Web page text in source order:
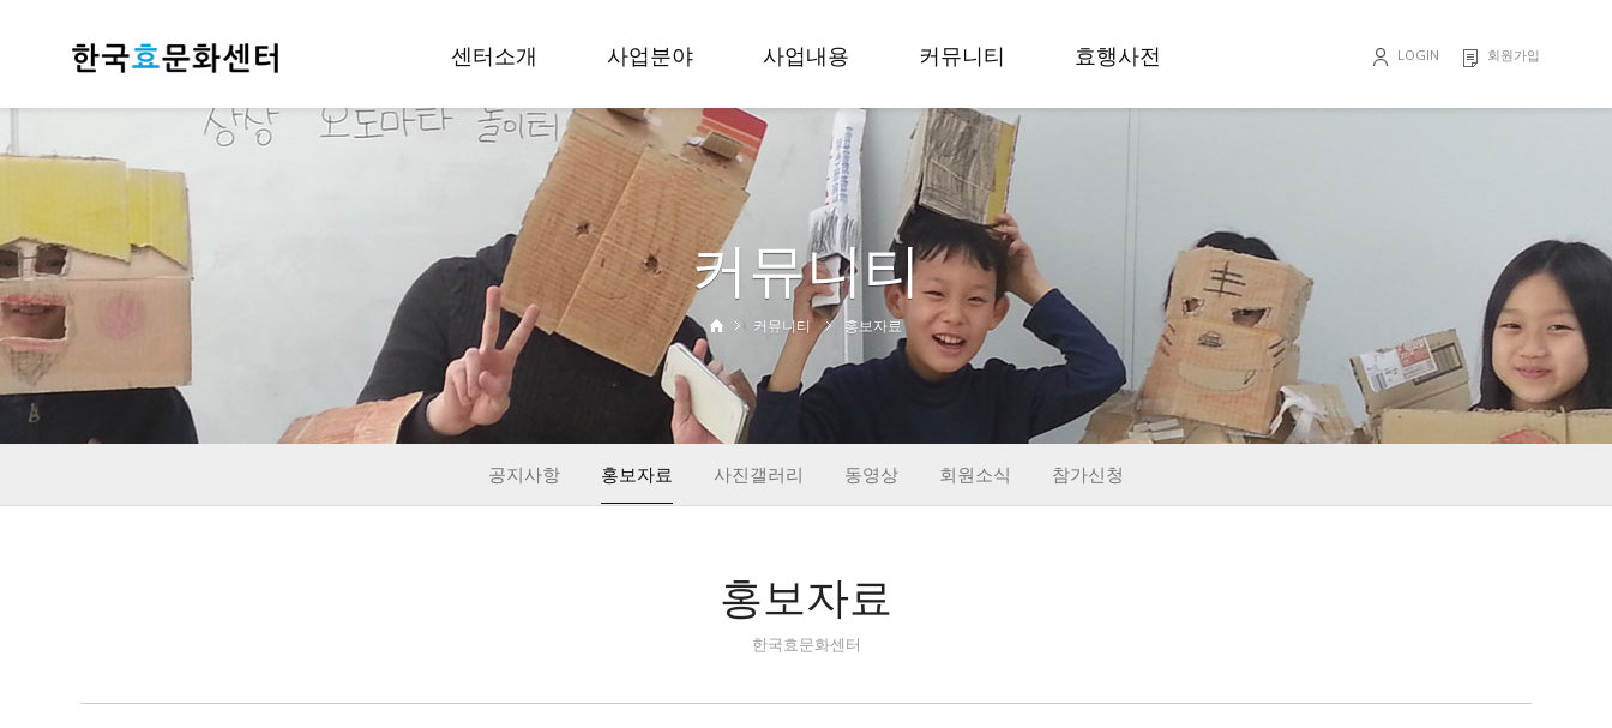
LOGIN 회원가입
센터소개
조직안내
후원하기
재정공지
오시는길
사업분야
축제
공모
무용
학술
교육
사회공헌
출판
창작
사업내용
입지 효 문화예술축
세대공감 사랑과 효
공모전
입지 효 무용대회
대한민국 효 무용제
학술회의
교육활동
출판&컨텐츠
커뮤니티
공지사항
홍보자료
사진갤러리
동영상
회원소식
참가신청
효행사전
커뮤니티
커뮤니티 홍보자료
공지사항 홍보자료 사진갤러리 동영상 회원소식 참가신청
홍보자료
한국효문화센터